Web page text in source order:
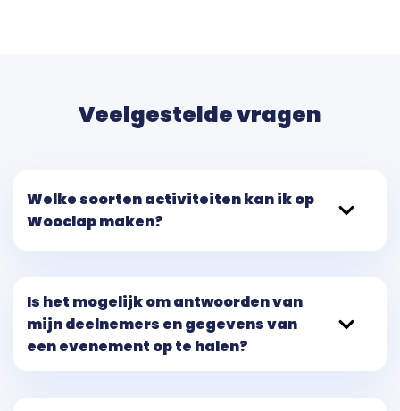
Veelgestelde vragen
Welke soorten activiteiten kan ik op
Wooclap maken?
Is het mogelijk om antwoorden van
mijn deelnemers en gegevens van
een evenement op te halen?